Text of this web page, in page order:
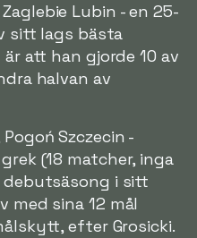
Zaglebie Lubin - en 25-
sitt lags bästa
att han gjorde 10 av
halvan av
Szczecin -
(18 matcher, inga
debutsäsong i sitt
med sina 12 mål
efter Grosicki.